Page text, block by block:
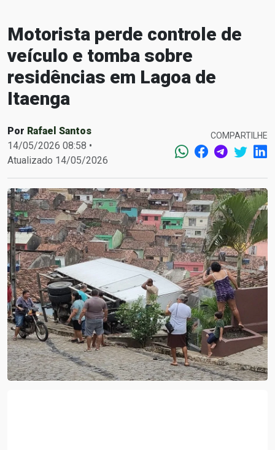
Motorista perde controle de
veículo e tomba sobre
residências em Lagoa de
Itaenga
Por Rafael Santos
14/05/2026 08:58 •
Atualizado 14/05/2026
COMPARTILHE